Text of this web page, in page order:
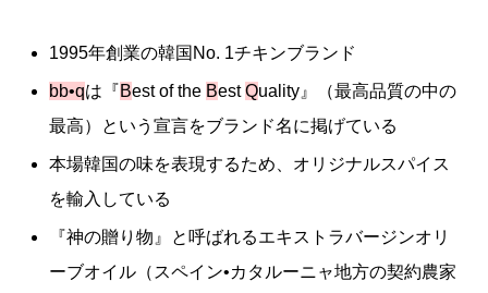
1995年創業の韓国No. 1チキンブランド
bb•qは『Best of the BestQuality』（最高品質の中の
最高）という宣言をブランド名に掲げている
本場韓国の味を表現するため、オリジナルスパイス
を輸入している
『神の贈り物』と呼ばれるエキストラバージンオリ
ーブオイル（スペイン•カタルーニャ地方の契約農家